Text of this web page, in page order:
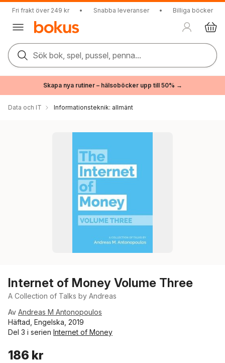
Fri frakt över 249 kr • Snabba leveranser • Billiga böcker
Sök bok, spel, pussel, penna...
Skapa nya rutiner – hälsoböcker upp till 50% →
Data och IT Informationsteknik: allmänt
Internet of Money Volume Three
A Collection of Talks by Andreas
Av Andreas M Antonopoulos
Häftad, Engelska, 2019
Del 3 i serien Internet of Money
186 kr